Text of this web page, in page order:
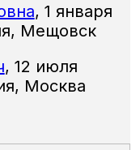
, 1 января
Мещовск
, 12 июля
Москва